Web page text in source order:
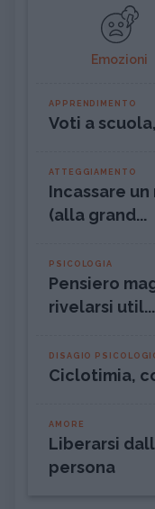
Emozioni
APPRENDIMENTO
Voti a
ATTEGGIAMENTO
Incassare
(alla grand...
PSICOLOGIA
Pensiero
rivelarsi util...
DISAGIO
Ciclotimia,
AMORE
Liberarsi
persona